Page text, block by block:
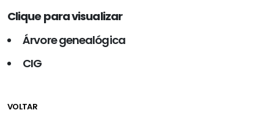
Clique para visualizar
Árvore genealógica
CIG
VOLTAR